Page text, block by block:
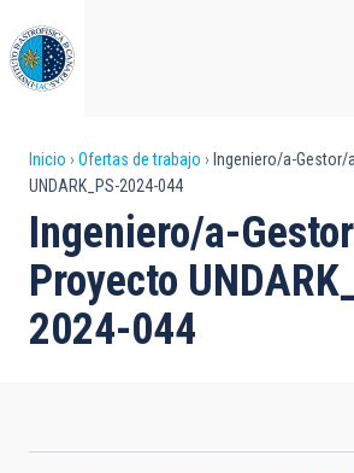
al
contenido
principal
Sobrescribir
enlaces
de
ayuda
a
Inicio Ofertas de trabajo
Ingeniero/a-Gestor/
UNDARK_PS-2024-044
Ingeniero/a-
Proyecto
2024-044